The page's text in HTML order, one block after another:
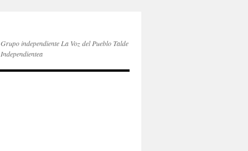
Grupo independiente La Voz del Pueblo Talde
Independientea